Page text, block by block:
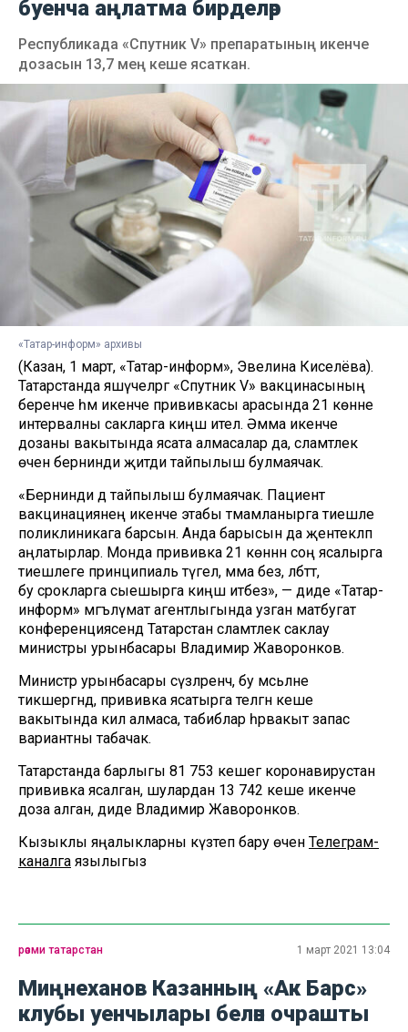
буенча аңлатма бирделәр
Республикада «Спутник V» препаратының икенче
дозасын 13,7 мең кеше ясаткан.
«Татар-информ» архивы
(Казан, 1 март, «Татар-информ», Эвелина Киселёва).
Татарстанда яшәүчеләргә «Спутник V» вакцинасының
беренче һәм икенче прививкасы арасында 21 көнне
интервалны сакларга киңәш ителә. Әмма икенче
дозаны вакытында ясата алмасалар да, сәламәтлек
өчен бернинди җитди тайпылыш булмаячак.
«Бернинди дә тайпылыш булмаячак. Пациент
вакцинациянең икенче этабы тәмамланырга тиешле
поликлиникага барсын. Анда барысын да җентекләп
аңлатырлар. Монда прививка 21 көннән соң ясалырга
тиешлеге принципиаль түгел, әмма без, әлбәттә,
бу срокларга сыешырга киңәш итәбез», — диде «Татар-
информ» мәгълүмат агентлыгында узган матбугат
конференциясендә Татарстан сәламәтлек саклау
министры урынбасары Владимир Жаворонков.
Министр урынбасары сүзләренчә, бу мәсьәләне
тикшергәндә, прививка ясатырга теләгән кеше
вакытында килә алмаса, табиблар һәрвакыт запас
вариантны табачак.
Татарстанда барлыгы 81 753 кешегә коронавирустан
прививка ясалган, шулардан 13 742 кеше икенче
доза алган, диде Владимир Жаворонков.
Кызыклы яңалыкларны күзәтеп бару өчен Телеграм-
каналга язылыгыз
рәсми татарстан 1 март 2021 13:04
Миңнеханов Казанның «Ак Барс»
клубы уенчылары белән очрашты